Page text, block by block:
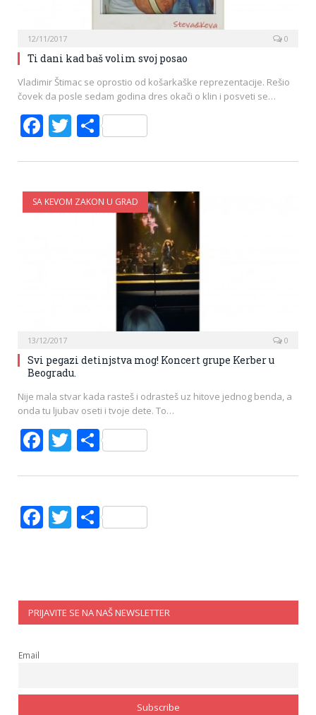
12/11/2017 0
Ti dani kad baš volim svoj posao
Vladimir Štimac se oprostio od košarkaške reprezentacije. Rešio
čovek da posle sedam godina dres okači o klin i posveti se…
Facebook
Twitter
Share
SA KEVOM ZAKON U GRAD
13/12/2017 0
Svi pegazi detinjstva mog! Koncert grupe Kerber u
Beogradu.
Nije mala stvar kada rasteš i odrasteš uz hitove jednog benda, a
onda tu ljubav oseti i tvoje dete. To…
Facebook
Twitter
Share
Facebook
Twitter
Share
PRIJAVITE SE NA NAŠ NEWSLETTER
Email